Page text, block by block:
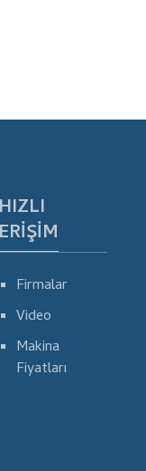
HIZLI
ERIŞIM
Firmalar
Video
Makina
Fiyatları